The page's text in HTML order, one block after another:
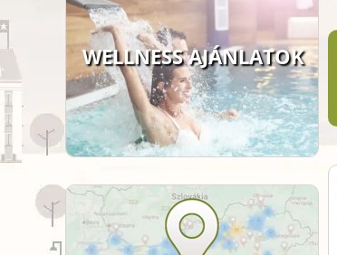
WELLNESS AJÁNLATOK